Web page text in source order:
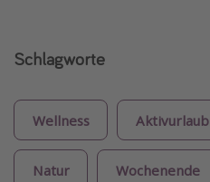
Schlagworte
Wellness Aktivurlaub
Natur Wochenende